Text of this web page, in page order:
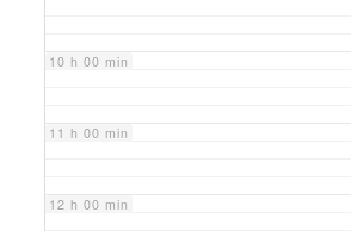
10 h 00 min
11 h 00 min
12 h 00 min